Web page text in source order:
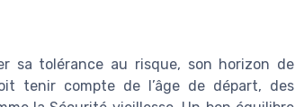
sa tolérance au risque, son horizon de
tenir compte de l’âge de départ, des